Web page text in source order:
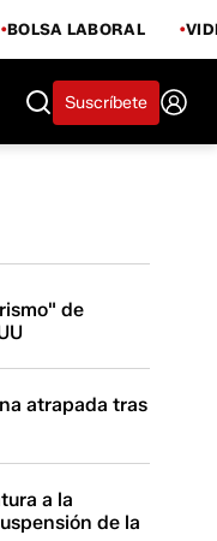
BOLSA LABORAL
Suscríbete
de
atrapada tras
a la
de la